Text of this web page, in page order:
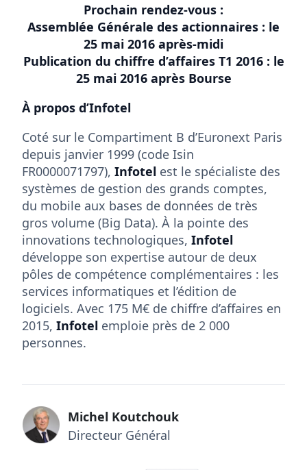
Prochain rendez-vous :
Assemblée Générale des actionnaires : le
25 mai 2016 après-midi
Publication du chiffre d’affaires T1 2016 : le
25 mai 2016 après Bourse
À propos d’Infotel
Coté sur le Compartiment B d’Euronext Paris
depuis janvier 1999 (code Isin
FR0000071797), Infotel est le spécialiste des
systèmes de gestion des grands comptes,
du mobile aux bases de données de très
gros volume (Big Data). À la pointe des
innovations technologiques, Infotel
développe son expertise autour de deux
pôles de compétence complémentaires : les
services informatiques et l’édition de
logiciels. Avec 175 M€ de chiffre d’affaires en
2015, Infotel emploie près de 2 000
personnes.
Michel Koutchouk
Directeur Général